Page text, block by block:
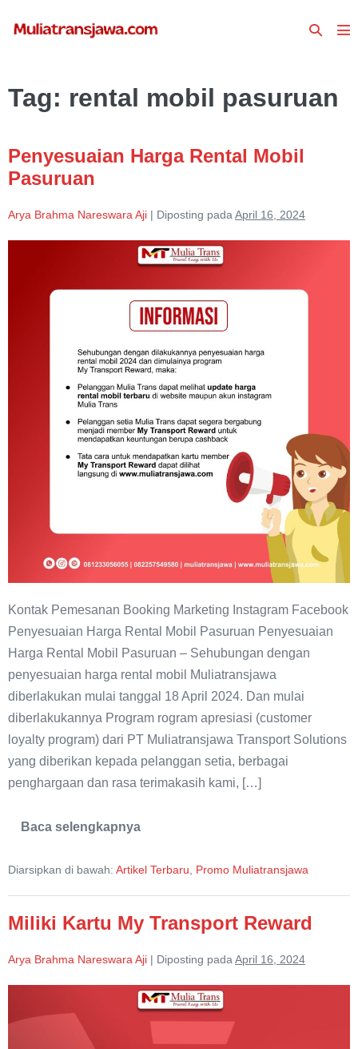
Toggle
Tag: rental mobil pasuruan
Penyesuaian Harga Rental Mobil
Pasuruan
Arya Brahma Nareswara Aji | Diposting padaApril 16, 2024
Kontak Pemesanan Booking Marketing Instagram Facebook
Penyesuaian Harga Rental Mobil Pasuruan Penyesuaian
Harga Rental Mobil Pasuruan – Sehubungan dengan
penyesuaian harga rental mobil Muliatransjawa
diberlakukan mulai tanggal 18 April 2024. Dan mulai
diberlakukannya Program rogram apresiasi (customer
loyalty program) dari PT Muliatransjawa Transport Solutions
yang diberikan kepada pelanggan setia, berbagai
penghargaan dan rasa terimakasih kami, […]
Baca selengkapnya
Penyesuaian
Mobil
Diarsipkan di bawah: Artikel Terbaru, Promo Muliatransjawa
Miliki Kartu My Transport Reward
Arya Brahma Nareswara Aji | Diposting padaApril 16, 2024
Kartu